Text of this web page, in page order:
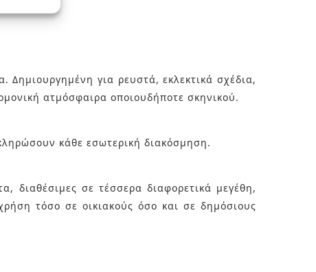
για ρευστά, εκλεκτικά σχέδια,
ατμόσφαιρα οποιουδήποτε σκηνικού.
κάθε εσωτερική διακόσμηση.
διαθέσιμες σε τέσσερα διαφορετικά μεγέθη,
τόσο σε οικιακούς όσο και σε δημόσιους